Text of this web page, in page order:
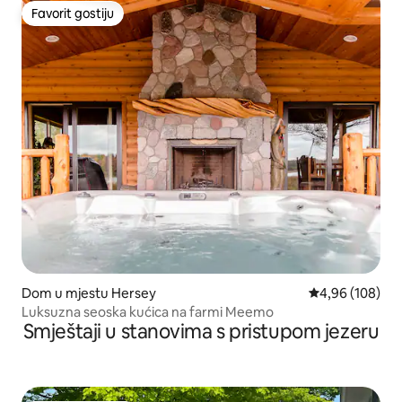
Favorit gostiju
Favorit gostiju
Dom u mjestu Hersey Prosječna
4,96 (108)
Luksuzna seoska kućica na farmi Meemo
Smještaji u stanovima s pristupom jezeru